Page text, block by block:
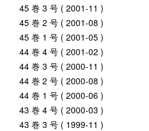
45 巻 3 号 ( 2001-11 )
45 巻 2 号 ( 2001-08 )
45 巻 1 号 ( 2001-05 )
44 巻 4 号 ( 2001-02 )
44 巻 3 号 ( 2000-11 )
44 巻 2 号 ( 2000-08 )
44 巻 1 号 ( 2000-06 )
43 巻 4 号 ( 2000-03 )
43 巻 3 号 ( 1999-11 )